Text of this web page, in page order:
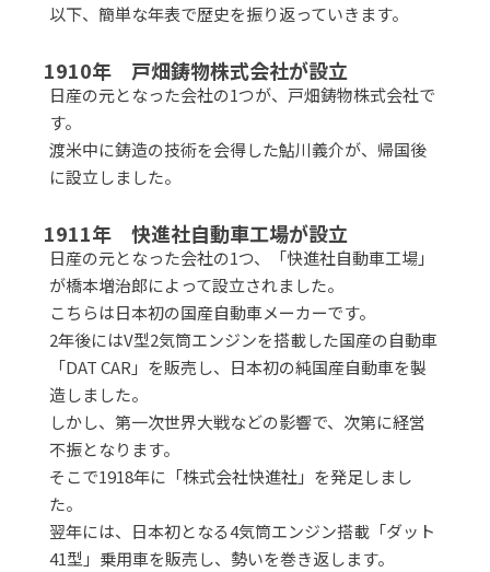
以下、簡単な年表で歴史を振り返っていきます。
1910年 戸畑鋳物株式会社が設立
日産の元となった会社の1つが、戸畑鋳物株式会社で
す。
渡米中に鋳造の技術を会得した鮎川義介が、帰国後
に設立しました。
1911年 快進社自動車工場が設立
日産の元となった会社の1つ、「快進社自動車工場」
が橋本増治郎によって設立されました。
こちらは日本初の国産自動車メーカーです。
2年後にはV型2気筒エンジンを搭載した国産の自動車
「DAT CAR」を販売し、日本初の純国産自動車を製
造しました。
しかし、第一次世界大戦などの影響で、次第に経営
不振となります。
そこで1918年に「株式会社快進社」を発足しまし
た。
翌年には、日本初となる4気筒エンジン搭載「ダット
41型」乗用車を販売し、勢いを巻き返します。